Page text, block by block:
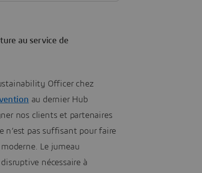
au service de
Officer chez
au dernier Hub
nos clients et partenaires
n’est pas suffisant pour faire
Le jumeau
nécessaire à